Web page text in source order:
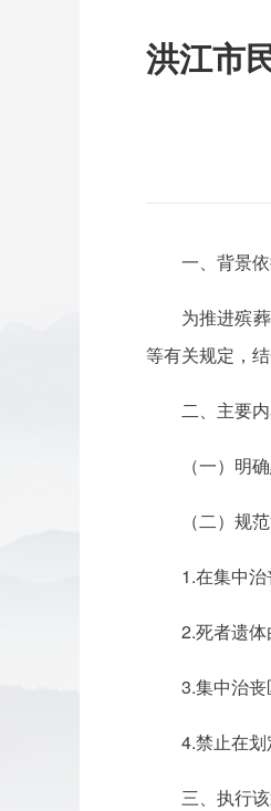
洪江市
一、背景
为推进殡
等有关规定，
二、主要
（一）明
（二）规
1.在集中
2.死者遗
3.集中治丧
4.禁止在
三、执行